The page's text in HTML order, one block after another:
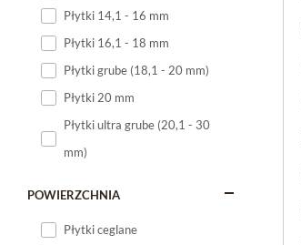
Płytki małe
Płytki 14,1 - 16 mm
Płytki 16,1 - 18 mm
Płytki grube (18,1 - 20 mm)
Płytki 20 mm
Płytki ultra grube (20,1 - 30
mm)
POWIERZCHNIA
Płytki ceglane